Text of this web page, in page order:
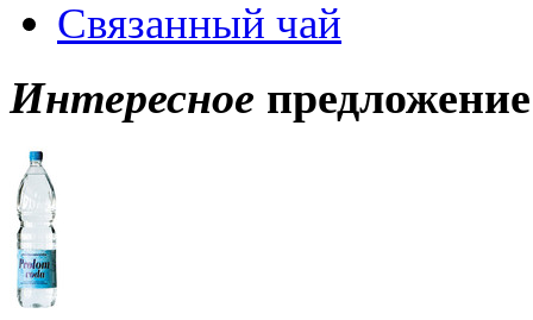
Связанный чай
Интересное предложение